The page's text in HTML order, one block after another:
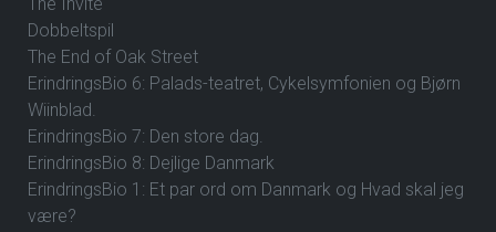
Dobbeltspil
The End of Oak Street
ErindringsBio 6: Palads-teatret, Cykelsymfonien og Bjørn
Wiinblad.
ErindringsBio 7: Den store dag.
ErindringsBio 8: Dejlige Danmark
ErindringsBio 1: Et par ord om Danmark og Hvad skal jeg
være?